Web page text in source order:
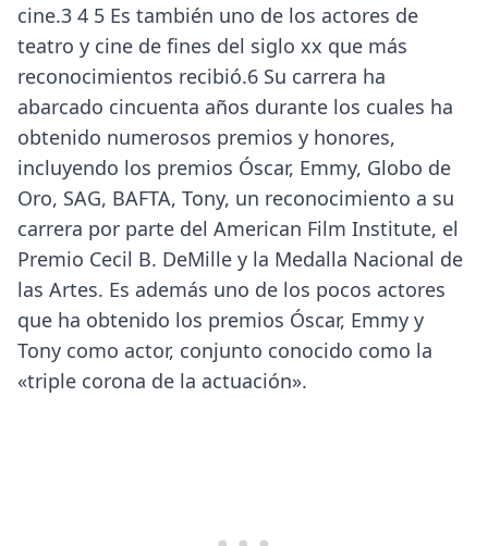
cine.3 4 5 Es también uno de los actores de
teatro y cine de fines del siglo xx que más
reconocimientos recibió.6 Su carrera ha
abarcado cincuenta años durante los cuales ha
obtenido numerosos premios y honores,
incluyendo los premios Óscar, Emmy, Globo de
Oro, SAG, BAFTA, Tony, un reconocimiento a su
carrera por parte del American Film Institute, el
Premio Cecil B. DeMille y la Medalla Nacional de
las Artes. Es además uno de los pocos actores
que ha obtenido los premios Óscar, Emmy y
Tony como actor, conjunto conocido como la
«triple corona de la actuación».